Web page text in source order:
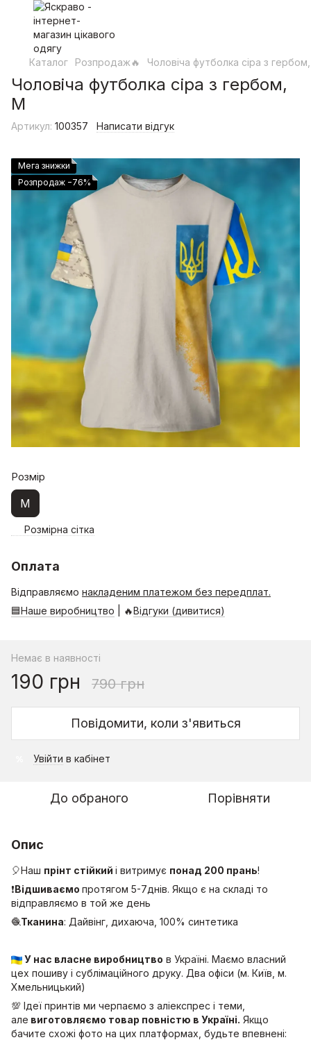
Каталог Розпродаж🔥 Чоловіча футболка сіра з
Чоловіча футболка сіра з гербом,
M
Артикул: 100357 Написати відгук
Мега знижки
Розпродаж −76%
Розмір
M
Розмірна сітка
Оплата
Відправляємо накладеним платежом без передплат.
🟦Наше виробництво | 🔥Відгуки (дивитися)
Немає в наявності
190 грн 790 грн
Повідомити, коли з'явиться
Увійти в кабінет
До обраного Порівняти
Опис
🎈Наш прінт стійкий і витримує понад 200 прань!
❗Відшиваємо протягом 5-7днів. Якщо є на складі то
відправляємо в той же день
🧶Тканина: Дайвінг, дихаюча, 100% синтетика
У нас власне виробництво в Україні. Маємо власний
цех пошиву і сублімаційного друку. Два офіси (м. Київ, м.
Хмельницький)
💯 Ідеї принтів ми черпаємо з аліекспрес і теми,
але виготовляємо товар повністю в Україні. Якщо
бачите схожі фото на цих платформах, будьте впевнені: